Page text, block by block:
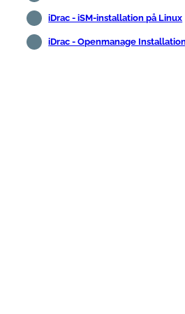
iDrac - iSM-installation på Linux
iDrac - Openmanage